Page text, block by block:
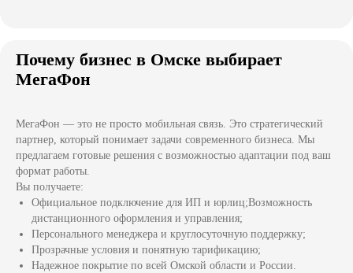
Почему бизнес в Омске выбирает
МегаФон
МегаФон — это не просто мобильная связь. Это стратегический
партнер, который понимает задачи современного бизнеса. Мы
предлагаем готовые решения с возможностью адаптации под ваш
формат работы.
Вы получаете:
Официальное подключение для ИП и юрлиц;Возможность
дистанционного оформления и управления;
Персонального менеджера и круглосуточную поддержку;
Прозрачные условия и понятную тарификацию;
Надежное покрытие по всей Омской области и России.